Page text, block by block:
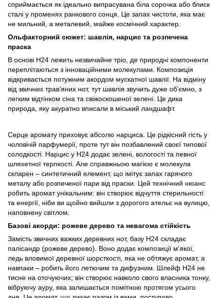
сприймається як ідеально випрасувана біла сорочка або блиск
сталі у променях ранкового сонця. Це запах чистоти, яка має
не мильний, а металевий, майже космічний характер.
Ольфакторний сюжет: шавлія, нарцис та розпечена
праска
В основі H24 лежить незвичайне тріо, де природні компоненти
переплітаються з інноваційними молекулами. Композиція
відкривається потужним акордом мускатної шавлії. На відміну
від звичних трав’яних нот, тут шавлія звучить дуже об’ємно, з
легким відтінком сіна та свіжоскошеної зелені. Це дика
природа, яку акуратно вписали в міський ландшафт.
Серце аромату приховує абсолю нарциса. Це рідкісний гість у
чоловічій парфумерії, проте тут він позбавлений своєї типової
солодкості. Нарцис у H24 додає зелені, вологості та певної
шляхетної терпкості. Але справжньою магією є молекула
скларен – синтетичний елемент, що імітує запах гарячого
металу або розпеченої пари від праски. Цей технічний нюанс
робить аромат унікальним: він створює відчуття стерильності
та енергії, ніби ви щойно вийшли з дорогого ательє на вулицю,
наповнену світлом.
Базові акорди: рожеве дерево та невагома стійкість
Замість звичних важких деревних нот, базу H24 складає
палісандр (рожеве дерево). Воно додає композиції м'якої,
ледь вловимої деревної шорсткості, яка не обтяжує аромат, а
навпаки – робить його летючим та дифузним. Шлейф H24 не
тисне на оточуючих; він створює навколо свого власника тонку,
вібруючу ауру, яка залишається помітною протягом усього